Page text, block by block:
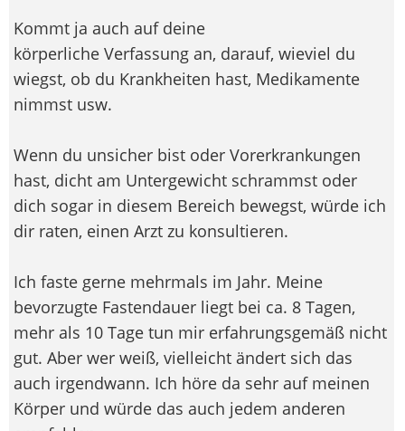
Kommt ja auch auf deine
körperliche Verfassung an, darauf, wieviel du
wiegst, ob du Krankheiten hast, Medikamente
nimmst usw.
Wenn du unsicher bist oder Vorerkrankungen
hast, dicht am Untergewicht schrammst oder
dich sogar in diesem Bereich bewegst, würde ich
dir raten, einen Arzt zu konsultieren.
Ich faste gerne mehrmals im Jahr. Meine
bevorzugte Fastendauer liegt bei ca. 8 Tagen,
mehr als 10 Tage tun mir erfahrungsgemäß nicht
gut. Aber wer weiß, vielleicht ändert sich das
auch irgendwann. Ich höre da sehr auf meinen
Körper und würde das auch jedem anderen